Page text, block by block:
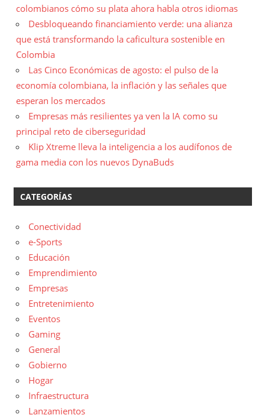
colombianos cómo su plata ahora habla otros idiomas
Desbloqueando financiamiento verde: una alianza
que está transformando la caficultura sostenible en
Colombia
Las Cinco Económicas de agosto: el pulso de la
economía colombiana, la inflación y las señales que
esperan los mercados
Empresas más resilientes ya ven la IA como su
principal reto de ciberseguridad
Klip Xtreme lleva la inteligencia a los audífonos de
gama media con los nuevos DynaBuds
CATEGORÍAS
Conectividad
e-Sports
Educación
Emprendimiento
Empresas
Entretenimiento
Eventos
Gaming
General
Gobierno
Hogar
Infraestructura
Lanzamientos